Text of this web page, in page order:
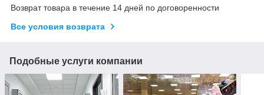
Возврат товара в течение 14 дней по договоренности
Все условия возврата
Подобные услуги компании